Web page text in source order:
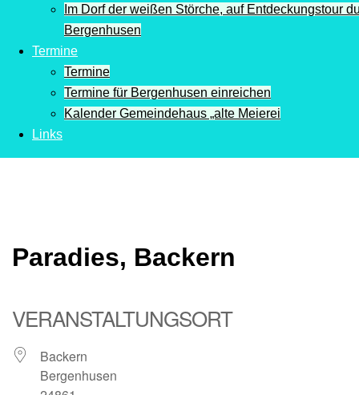
Im Dorf der weißen Störche, auf Entdeckungstour
Bergenhusen
Termine
Termine
Termine für Bergenhusen einreichen
Kalender Gemeindehaus „alte Meierei
Links
Paradies, Backern
VERANSTALTUNGSORT
Backern
Bergenhusen